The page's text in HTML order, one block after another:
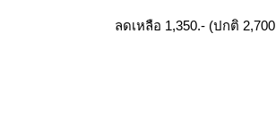
ลดเหลือ 1,350.- (ปกติ